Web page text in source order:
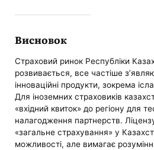
Висновок
Страховий ринок Республіки
розвивається, все частіше
інноваційні продукти, зокрема
Для іноземних страховиків
«вхідний квиток» до регіону для
налагодження партнерств.
«загальне страхування» у
можливості, але вимагає